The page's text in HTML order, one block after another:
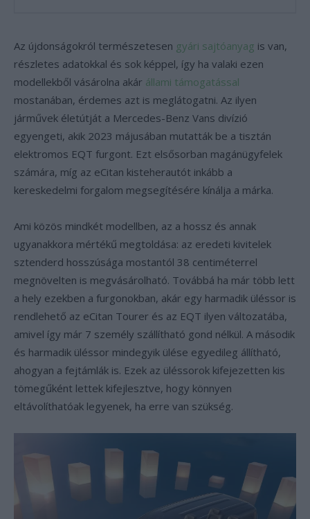
Az újdonságokról természetesen gyári sajtóanyag is van,
részletes adatokkal és sok képpel, így ha valaki ezen
modellekből vásárolna akár állami támogatással
mostanában, érdemes azt is meglátogatni. Az ilyen
járművek életútját a Mercedes-Benz Vans divízió
egyengeti, akik 2023 májusában mutatták be a tisztán
elektromos EQT furgont. Ezt elsősorban magánügyfelek
számára, míg az eCitan kisteherautót inkább a
kereskedelmi forgalom megsegítésére kínálja a márka.
Ami közös mindkét modellben, az a hossz és annak
ugyanakkora mértékű megtoldása: az eredeti kivitelek
sztenderd hosszúsága mostantól 38 centiméterrel
megnövelten is megvásárolható. Továbbá ha már több lett
a hely ezekben a furgonokban, akár egy harmadik üléssor is
rendlehető az eCitan Tourer és az EQT ilyen változatába,
amivel így már 7 személy szállítható gond nélkül. A második
és harmadik üléssor mindegyik ülése egyedileg állítható,
ahogyan a fejtámlák is. Ezek az üléssorok kifejezetten kis
tömegűként lettek kifejlesztve, hogy könnyen
eltávolíthatóak legyenek, ha erre van szükség.